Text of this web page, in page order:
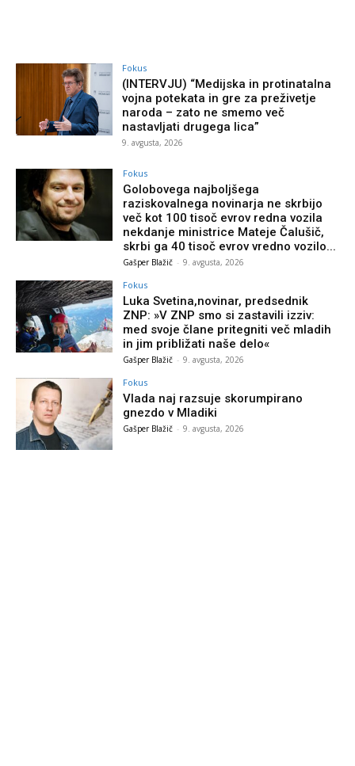
Fokus
(INTERVJU) “Medijska in protinatalna
vojna potekata in gre za preživetje
naroda – zato ne smemo več
nastavljati drugega lica”
9. avgusta, 2026
Fokus
Golobovega najboljšega
raziskovalnega novinarja ne skrbijo
več kot 100 tisoč evrov redna vozila
nekdanje ministrice Mateje Čalušič,
skrbi ga 40 tisoč evrov vredno vozilo...
Gašper Blažič - 9. avgusta, 2026
Fokus
Luka Svetina,novinar, predsednik
ZNP: »V ZNP smo si zastavili izziv:
med svoje člane pritegniti več mladih
in jim približati naše delo«
Gašper Blažič - 9. avgusta, 2026
Fokus
Vlada naj razsuje skorumpirano
gnezdo v Mladiki
Gašper Blažič - 9. avgusta, 2026